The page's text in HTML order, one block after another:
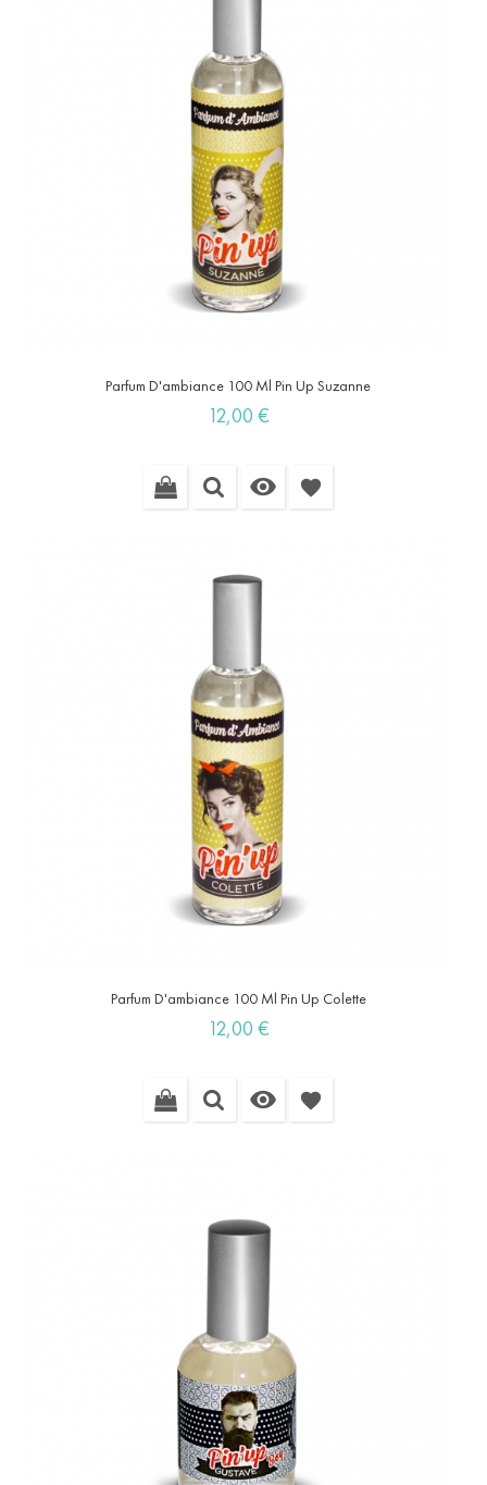
Parfum D'ambiance 100 Ml Pin Up Suzanne
Prix
12,00 €
 favorite
Parfum D'ambiance 100 Ml Pin Up Colette
Prix
12,00 €
 favorite